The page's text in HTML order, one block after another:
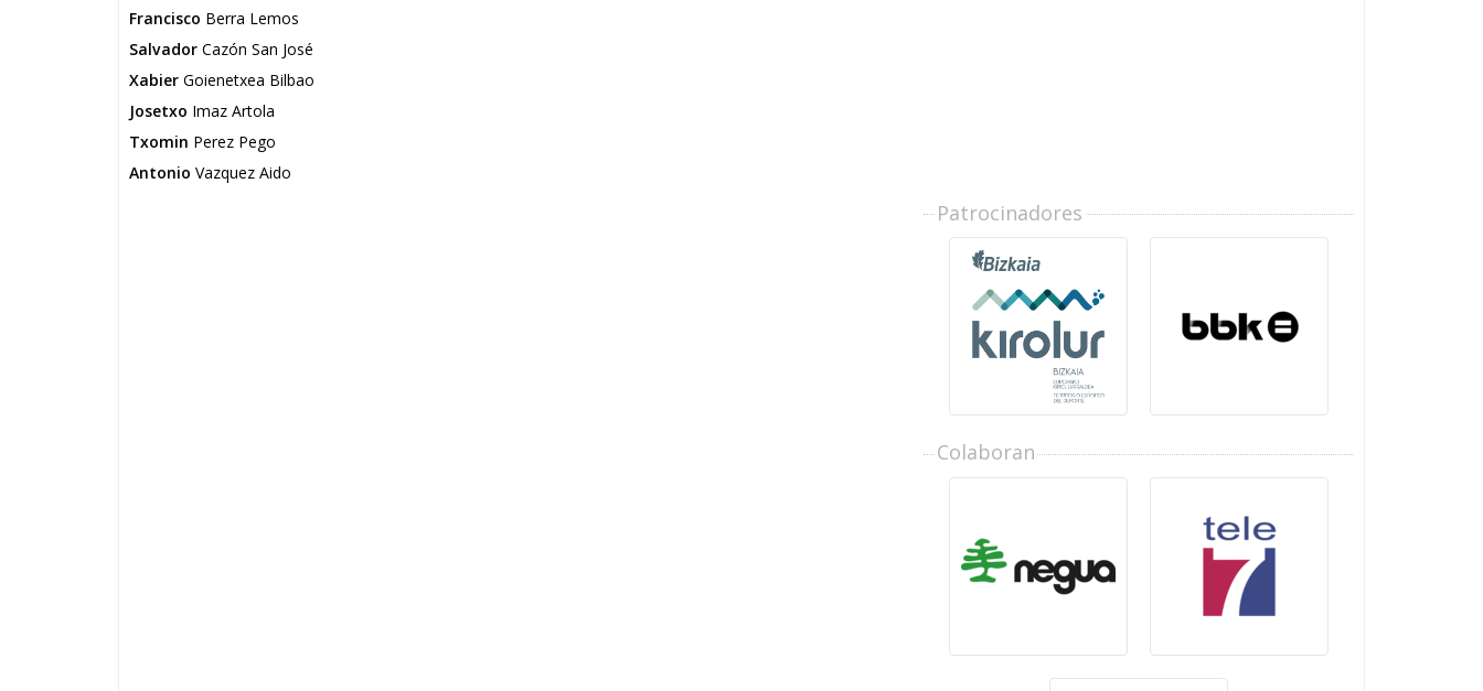
Francisco Berra Lemos
Salvador Cazón San José
Xabier Goienetxea Bilbao
Josetxo Imaz Artola
Txomin Perez Pego
Antonio Vazquez Aido
Patrocinadores
Colaboran